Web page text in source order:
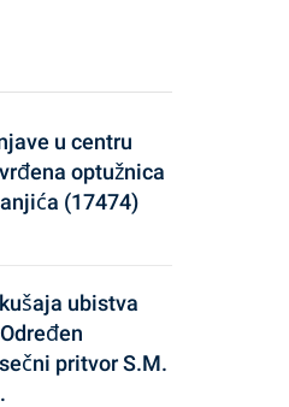
u centru
optužnica
(17474)
ubistva
pritvor S.M.